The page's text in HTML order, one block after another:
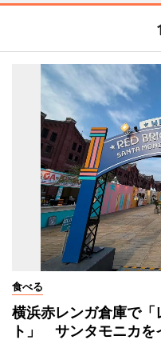
食べる
横浜赤レンガ倉庫で「
ト」 サンタモニカ